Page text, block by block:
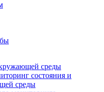
среды
состояния и
среды